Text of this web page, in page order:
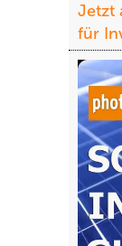
um
Jetzt
für